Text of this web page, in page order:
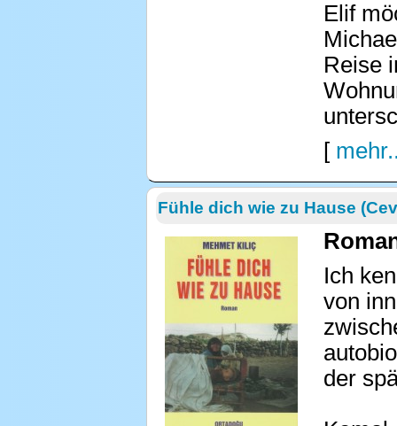
Elif
Reise
[
Fühle dich wie zu Hause
Ich
von
der